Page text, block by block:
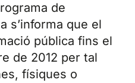
de
s’informa que el
pública fins el
de 2012 per tal
físiques o